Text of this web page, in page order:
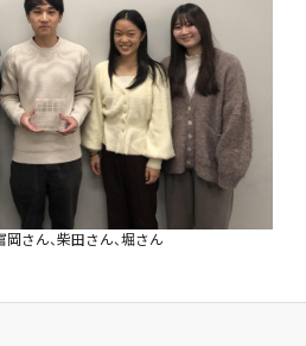
さん、柴田さん、堀さん